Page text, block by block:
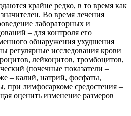
крайне редко, в то время как
Во время лечения
лабораторных и
– для контроля его
обнаружения ухудшения
регулярные исследования крови
лейкоцитов, тромбоцитов,
(почечные показатели –
– калий, натрий, фосфаты,
при лимфосаркоме средостения –
оценить изменение размеров